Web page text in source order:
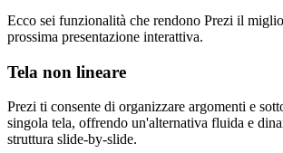
Ecco sei funzionalità che rendono Prezi il
prossima presentazione interattiva.
Tela non lineare
Prezi ti consente di organizzare argomenti e
singola tela, offrendo un'alternativa fluida e
struttura slide-by-slide.